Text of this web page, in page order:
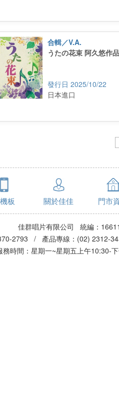
合輯／V.A.
うたの花束 阿久悠作
2025/10/22
日本進口
板 關於佳佳 門市
佳群唱片有限公司 統編：
2793 / 產品專線：(02)
務時間：星期一~星期五上午10:30-